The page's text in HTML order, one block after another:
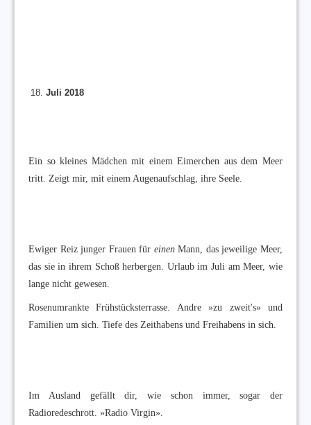
Juli 2018
Ein so kleines Mädchen mit einem Eimerchen aus dem Meer
tritt. Zeigt mir, mit einem Augenaufschlag, ihre Seele.
Ewiger Reiz junger Frauen für einenMann, das jeweilige Meer,
das sie in ihrem Schoß herbergen. Urlaub im Juli am Meer, wie
lange nicht gewesen.
Rosenumrankte Frühstücksterrasse. Andre »zu zweit's» und
Familien um sich. Tiefe des Zeithabens und Freihabens in sich.
Im Ausland gefällt dir, wie schon immer, sogar der
Radioredeschrott. »Radio Virgin».